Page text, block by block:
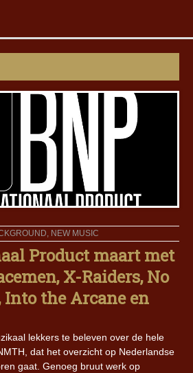
, NEW MUSIC
Product maart met
X-Raiders, No
Into the Arcane en
lekkers te beleven over de hele
dat het overzicht op Nederlandse
gaat. Genoeg bruut werk op